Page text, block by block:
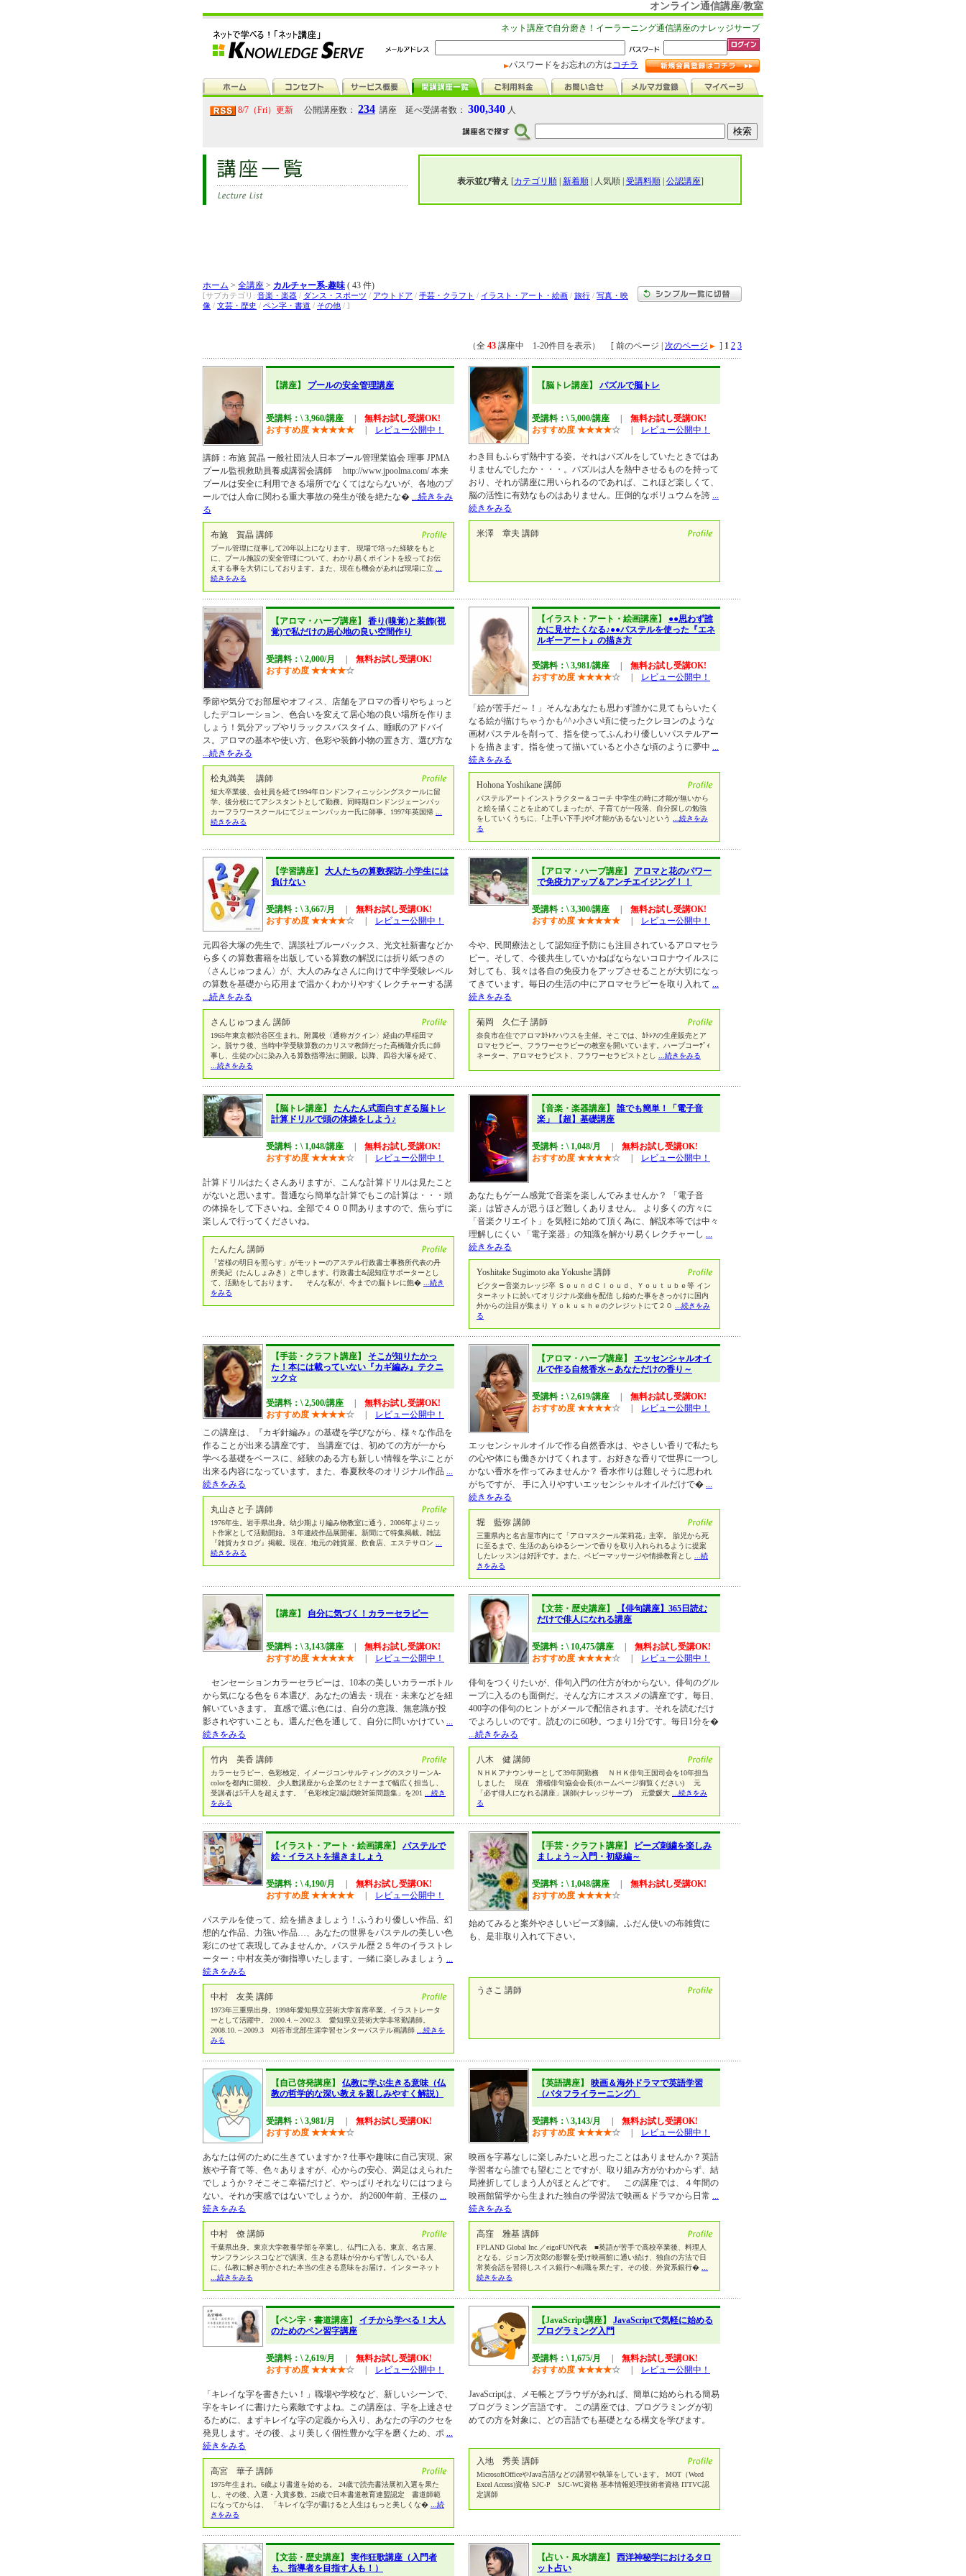
オンライン通信講座/教室
ネット講座で自分磨き！イーラーニング通信講座のナレッジサーブ
パスワードをお忘れの方はコチラ
8/7（Fri）更新 公開講座数： 234 講座 延べ受講者数： 300,340 人
表示並び替え [カテゴリ順| 新着順| 人気順 | 受講料順| 公認講座]
ホーム > 全講座 > カルチャー系-趣味( 43 件)
[サブカテゴリ: 音楽・楽器 / ダンス・スポーツ / アウトドア / 手芸・クラフト / イラスト・アート・絵画 / 旅行 / 写真・映
像 / 文芸・歴史 / ペン字・書道 / その他 / ]
（全 43 講座中 1-20件目を表示） [ 前のページ | 次のページ ] 1 2 3
【講座】 プールの安全管理講座
受講料：\ 3,960/講座
無料お試し受講OK!
おすすめ度 ★★★★★ レビュー公開中！
講師：布施 賀晶 一般社団法人日本プール管理業協会 理事 JPMA
プール監視救助員養成講習会講師 http://www.jpoolma.com/ 本来
プールは安全に利用できる場所でなくてはならないが、各地のプ
ールでは人命に関わる重大事故の発生が後を絶たな� ...続きをみ
る
布施 賀晶 講師
プール管理に従事して20年以上になります。 現場で培った経験をもと
に、プール施設の安全管理について、わかり易くポイントを絞ってお伝
えする事を大切にしております。また、現在も機会があれば現場に立
続きをみる
【脳トレ講座】 パズルで脳トレ
受講料：\ 5,000/講座
無料お試し受講OK!
おすすめ度 ★★★★☆ レビュー公開中！
わき目もふらず熱中する姿。それはパズルをしていたときではあ
りませんでしたか・・・。パズルは人を熱中させるものを持って
おり、それが講座に用いられるのであれば、これほど楽しくて、
脳の活性に有効なものはありません。圧倒的なボリュウムを誇 ...
続きをみる
米澤 章夫 講師
【アロマ・ハーブ講座】 香り(嗅覚)と装飾(視
覚)で私だけの居心地の良い空間作り
受講料：\ 2,000/月
無料お試し受講OK!
おすすめ度 ★★★★☆
季節や気分でお部屋やオフィス、店舗をアロマの香りやちょっと
したデコレーション、色合いを変えて居心地の良い場所を作りま
しょう！気分アップやリラックスバスタイム、睡眠のアドバイ
ス。アロマの基本や使い方、色彩や装飾小物の置き方、選び方な
...続きをみる
松丸満美 講師
短大卒業後、会社員を経て1994年ロンドンフィニッシングスクールに留
学、後分校にてアシスタントとして勤務。同時期ロンドンジェーンパッ
カーフラワースクールにてジェーンパッカー氏に師事。1997年英国帰
続きをみる
【イラスト・アート・絵画講座】 ●●思わず誰
かに見せたくなる♪●●パステルを使った『エネ
ルギーアート』の描き方
受講料：\ 3,981/講座
無料お試し受講OK!
おすすめ度 ★★★★☆ レビュー公開中！
「絵が苦手だ～！」そんなあなたも思わず誰かに見てもらいたく
なる絵が描けちゃうかも^^♪小さい頃に使ったクレヨンのような
画材パステルを削って、指を使ってふんわり優しいパステルアー
トを描きます。指を使って描いていると小さな頃のように夢中 ...
続きをみる
Hohona Yoshikane 講師
パステルアートインストラクター＆コーチ 中学生の時に才能が無いから
と絵を描くことを止めてしまったが、子育てが一段落、自分探しの勉強
をしていくうちに、｢上手い下手｣や｢才能があるない｣という
...続きをみ
る
【学習講座】 大人たちの算数探訪-小学生には
負けない
受講料：\ 3,667/月
無料お試し受講OK!
おすすめ度 ★★★★☆ レビュー公開中！
元四谷大塚の先生で、講談社ブルーバックス、光文社新書などか
ら多くの算数書籍を出版している算数の解説には折り紙つきの
〈さんじゅつまん〉が、大人のみなさんに向けて中学受験レベル
の算数を基礎から応用まで温かくわかりやすくレクチャーする講
...続きをみる
さんじゅつまん 講師
1965年東京都渋谷区生まれ。附属校〈通称ガクイン〉経由の早稲田マ
ン。脱サラ後、当時中学受験算数のカリスマ教師だった高橋隆介氏に師
事し、生徒の心に染み入る算数指導法に開眼。以降、四谷大塚を経て、
...続きをみる
【アロマ・ハーブ講座】 アロマと花のパワー
で免疫力アップ＆アンチエイジング！！
受講料：\ 3,300/講座
無料お試し受講OK!
おすすめ度 ★★★★★ レビュー公開中！
今や、民間療法として認知症予防にも注目されているアロマセラ
ピー。そして、今後共生していかねばならないコロナウイルスに
対しても、我々は各自の免疫力をアップさせることが大切になっ
てきています。毎日の生活の中にアロマセラピーを取り入れて ...
続きをみる
菊岡 久仁子 講師
奈良市在住でアロマｶﾄﾚｱハウスを主催。そこでは、ｶﾄﾚｱの生産販売とア
ロマセラピー、フラワーセラピーの教室を開いています。ハーブコーﾃﾞｨ
ネーター、アロマセラピスト、フラワーセラピストとし
...続きをみる
【脳トレ講座】 たんたん式面白すぎる脳トレ
計算ドリルで頭の体操をしよう♪
受講料：\ 1,048/講座
無料お試し受講OK!
おすすめ度 ★★★★☆ レビュー公開中！
計算ドリルはたくさんありますが、こんな計算ドリルは見たこと
がないと思います。普通なら簡単な計算でもこの計算は・・・頭
の体操をして下さいね。全部で４００問ありますので、焦らずに
楽しんで行ってくださいね。
たんたん 講師
「皆様の明日を照らす」がモットーのアステル行政書士事務所代表の丹
所美紀（たんしょみき）と申します。行政書士&認知症サポーターとし
て、活動をしております。 そんな私が、今までの脳トレに飽�
...続き
をみる
【音楽・楽器講座】 誰でも簡単！「電子音
楽」【超】基礎講座
受講料：\ 1,048/月
無料お試し受講OK!
おすすめ度 ★★★★☆ レビュー公開中！
あなたもゲーム感覚で音楽を楽しんでみませんか？ 「電子音
楽」は皆さんが思うほど難しくありません。 より多くの方々に
「音楽クリエイト」を気軽に始めて頂く為に、解説本等では中々
理解しにくい 「電子楽器」の知識を解かり易くレクチャーし ...
続きをみる
Yoshitake Sugimoto aka Yokushe 講師
ビクター音楽カレッジ卒 ＳｏｕｎｄＣｌｏｕｄ、Ｙｏｕｔｕｂｅ等 イン
ターネットに於いてオリジナル楽曲を配信 し始めた事をきっかけに国内
外からの注目が集まり Ｙｏｋｕｓｈｅのクレジットにて２０
...続きをみ
る
【手芸・クラフト講座】 そこが知りたかっ
た！本には載っていない『カギ編み』テクニ
ック☆
受講料：\ 2,500/講座
無料お試し受講OK!
おすすめ度 ★★★★☆
レビュー公開中！
この講座は、『カギ針編み』の基礎を学びながら、様々な作品を
作ることが出来る講座です。 当講座では、初めての方が一から
学べる基礎をベースに、経験のある方も新しい情報を学ぶことが
出来る内容になっています。また、春夏秋冬のオリジナル作品 ...
続きをみる
丸山さと子 講師
1976年生。岩手県出身。幼少期より編み物教室に通う。2006年よりニッ
ト作家として活動開始。３年連続作品展開催。新聞にて特集掲載。雑誌
『雑貨カタログ』掲載。現在、地元の雑貨屋、飲食店、エステサロン
続きをみる
【アロマ・ハーブ講座】 エッセンシャルオイ
ルで作る自然香水～あなただけの香り～
受講料：\ 2,619/講座
無料お試し受講OK!
おすすめ度 ★★★★☆ レビュー公開中！
エッセンシャルオイルで作る自然香水は、やさしい香りで私たち
の心や体にも働きかけてくれます。お好きな香りで世界に一つし
かない香水を作ってみませんか？ 香水作りは難しそうに思われ
がちですが、 手に入りやすいエッセンシャルオイルだけで� ...
続きをみる
堀 藍弥 講師
三重県内と名古屋市内にて「アロマスクール茉莉花」主宰。 胎児から死
に至るまで、生活のあらゆるシーンで香りを取り入れられるように提案
したレッスンは好評です。また、ベビーマッサージや情操教育とし
...続
きをみる
【講座】 自分に気づく！カラーセラピー
受講料：\ 3,143/講座
無料お試し受講OK!
おすすめ度 ★★★★★ レビュー公開中！
センセーションカラーセラピーは、10本の美しいカラーボトル
から気になる色を６本選び、あなたの過去・現在・未来などを紐
解いていきます。 直感で選ぶ色には、自分の意識、無意識が投
影されやすいことも。選んだ色を通して、自分に問いかけてい ...
続きをみる
竹内 美香 講師
カラーセラピー、色彩検定、イメージコンサルティングのスクリーンA-
colorを都内に開校。 少人数講座から企業のセミナーまで幅広く担当し、
受講者は5千人を超えます。「色彩検定2級試験対策問題集」を201
...続き
をみる
【文芸・歴史講座】
【俳句講座】365日読む
だけで俳人になれる講座
受講料：\ 10,475/講座
無料お試し受講OK!
おすすめ度 ★★★★☆ レビュー公開中！
俳句をつくりたいが、俳句入門の仕方がわからない。俳句のグル
ープに入るのも面倒だ。そんな方にオススメの講座です。毎日、
400字の俳句のヒントがメールで配信されます。それを読むだけ
でよろしいのです。読むのに60秒。つまり1分です。毎日1分を�
...続きをみる
八木 健 講師
ＮＨＫアナウンサーとして39年間勤務 ＮＨＫ俳句王国司会を10年担当
しました 現在 滑稽俳句協会会長(ホームページ御覧ください) 元
「必ず俳人になれる講座」講師(ナレッジサーブ) 元愛媛大
...続きをみ
る
【イラスト・アート・絵画講座】 パステルで
絵・イラストを描きましょう
受講料：\ 4,190/月
無料お試し受講OK!
おすすめ度 ★★★★★ レビュー公開中！
パステルを使って、絵を描きましょう！ふうわり優しい作品、幻
想的な作品、力強い作品…、あなたの世界をパステルの美しい色
彩にのせて表現してみませんか。パステル歴２５年のイラストレ
ーター：中村友美が御指導いたします。一緒に楽しみましょう ...
続きをみる
中村 友美 講師
1973年三重県出身。1998年愛知県立芸術大学首席卒業。イラストレータ
ーとして活躍中。 2000.4.～2002.3. 愛知県立芸術大学非常勤講師。
2008.10.～2009.3 刈谷市北部生涯学習センターパステル画講師
...続きを
みる
【手芸・クラフト講座】
ビーズ刺繍を楽しみ
ましょう～入門・初級編～
受講料：\ 1,048/講座
無料お試し受講OK!
おすすめ度 ★★★★☆
始めてみると案外やさしいビーズ刺繍。ふだん使いの布雑貨に
も、是非取り入れて下さい。
うさこ 講師
【自己啓発講座】 仏教に学ぶ生きる意味（仏
教の哲学的な深い教えを親しみやすく解説）
受講料：\ 3,981/月
無料お試し受講OK!
おすすめ度 ★★★★☆
あなたは何のために生きていますか？仕事や趣味に自己実現、家
族や子育て等、色々ありますが、心からの安心、満足はえられた
でしょうか？そこそこ幸福だけど、やっぱりそれなりにはつまら
ない。それが実感ではないでしょうか。 約2600年前、王様の ...
続きをみる
中村 僚 講師
千葉県出身。東京大学教養学部を卒業し、仏門に入る。東京、名古屋、
サンフランシスコなどで講演。生きる意味が分からず苦しんでいる人
に、仏教に解き明かされた本当の生きる意味をお届け。インターネット
...続きをみる
【英語講座】 映画＆海外ドラマで英語学習
（バタフライラーニング）
受講料：\ 3,143/月
無料お試し受講OK!
おすすめ度 ★★★★☆ レビュー公開中！
映画を字幕なしに楽しみたいと思ったことはありませんか？英語
学習者なら誰でも望むことですが、取り組み方がかわからず、結
局挫折してしまう人がほとんどです。 この講座では、４年間の
映画館留学から生まれた独自の学習法で映画＆ドラマから日常 ...
続きをみる
高窪 雅基 講師
FPLAND Global Inc.／eigoFUN代表 ■英語が苦手で高校卒業後、料理人
となる。ジョン万次郎の影響を受け映画館に通い続け、独自の方法で日
常英会話を習得しスイス銀行へ転職を果たす。その後、外資系銀行�
続きをみる
【ペン字・書道講座】 イチから学べる！大人
のためのペン習字講座
受講料：\ 2,619/月
無料お試し受講OK!
おすすめ度 ★★★★☆ レビュー公開中！
「キレイな字を書きたい！」職場や学校など、新しいシーンで、
字をキレイに書けたら素敵ですよね。この講座は、字を上達させ
るために、まずキレイな字の定義から入り、あなたの字のクセを
発見します。その後、より美しく個性豊かな字を磨くため、ポ ...
続きをみる
高宮 華子 講師
1975年生まれ。6歳より書道を始める。 24歳で読売書法展初入選を果た
し、その後、入選・入賞多数。25歳で日本書道教育連盟認定 書道師範
になってからは、 「キレイな字が書けると人生はもっと美しくな�
...続
きをみる
【JavaScript講座】 JavaScriptで気軽に始める
プログラミング入門
受講料：\ 1,675/月
無料お試し受講OK!
おすすめ度 ★★★★☆ レビュー公開中！
JavaScriptは、メモ帳とブラウザがあれば、簡単に始められる簡易
プログラミング言語です。 この講座では、プログラミングが初
めての方を対象に、どの言語でも基礎となる構文を学びます。
入地 秀美 講師
MicrosoftOfficeやJava言語などの講習や執筆をしています。 MOT（Word
Excel Access)資格 SJC-P SJC-WC資格 基本情報処理技術者資格 ITTVC認
定講師
【文芸・歴史講座】 実作狂歌講座（入門者
も、指導者を目指す人も！）
【占い・風水講座】 西洋神秘学におけるタロ
ット占い